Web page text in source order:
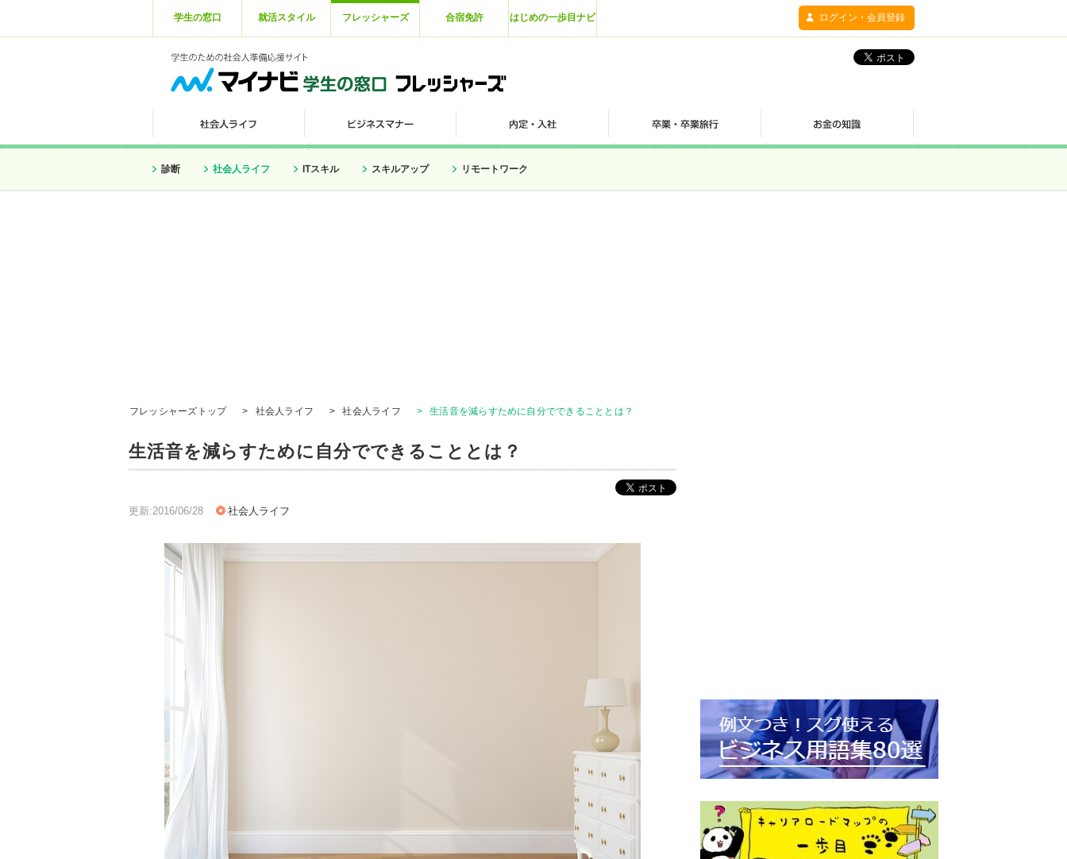
学生の窓口 就活スタイル フレッシャーズ 合宿免許 はじめの一歩目ナビ ログイン・会員登録
診断 社会人ライフ ITスキル スキルアップ リモートワーク
フレッシャーズトップ > 社会人ライフ > 社会人ライフ > 生活音を減らすために自分でできることとは？
生活音を減らすために自分でできることとは？
更新:2016/06/28 社会人ライフ